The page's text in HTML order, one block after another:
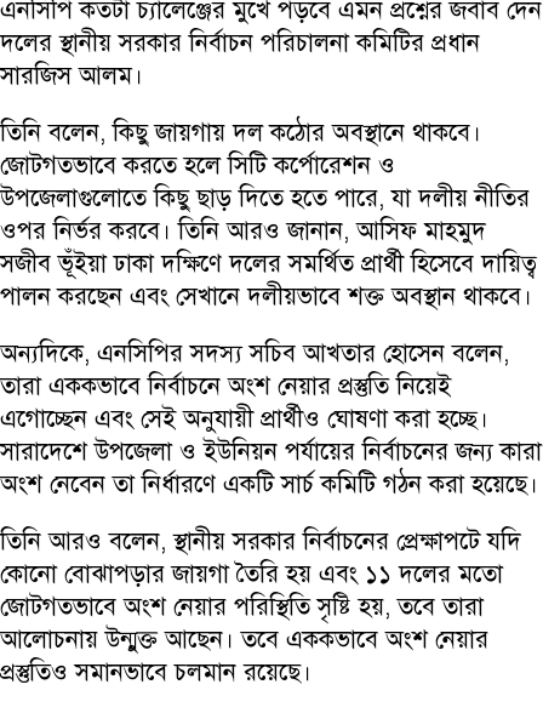
এনসিপি কতটা চ্যালেঞ্জের মুখে পড়বে এমন প্রশ্নের জবাব দেন
দলের স্থানীয় সরকার নির্বাচন পরিচালনা কমিটির প্রধান
সারজিস আলম।
তিনি বলেন, কিছু জায়গায় দল কঠোর অবস্থানে থাকবে।
জোটগতভাবে করতে হলে সিটি কর্পোরেশন ও
উপজেলাগুলোতে কিছু ছাড় দিতে হতে পারে, যা দলীয় নীতির
ওপর নির্ভর করবে। তিনি আরও জানান, আসিফ মাহমুদ
সজীব ভূঁইয়া ঢাকা দক্ষিণে দলের সমর্থিত প্রার্থী হিসেবে দায়িত্ব
পালন করছেন এবং সেখানে দলীয়ভাবে শক্ত অবস্থান থাকবে।
অন্যদিকে, এনসিপির সদস্য সচিব আখতার হোসেন বলেন,
তারা এককভাবে নির্বাচনে অংশ নেয়ার প্রস্তুতি নিয়েই
এগোচ্ছেন এবং সেই অনুযায়ী প্রার্থীও ঘোষণা করা হচ্ছে।
সারাদেশে উপজেলা ও ইউনিয়ন পর্যায়ের নির্বাচনের জন্য কারা
অংশ নেবেন তা নির্ধারণে একটি সার্চ কমিটি গঠন করা হয়েছে।
তিনি আরও বলেন, স্থানীয় সরকার নির্বাচনের প্রেক্ষাপটে যদি
কোনো বোঝাপড়ার জায়গা তৈরি হয় এবং ১১ দলের মতো
জোটগতভাবে অংশ নেয়ার পরিস্থিতি সৃষ্টি হয়, তবে তারা
আলোচনায় উন্মুক্ত আছেন। তবে এককভাবে অংশ নেয়ার
প্রস্তুতিও সমানভাবে চলমান রয়েছে।